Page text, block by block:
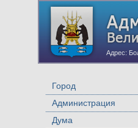
Адрес:
Город
Администрация
Дума